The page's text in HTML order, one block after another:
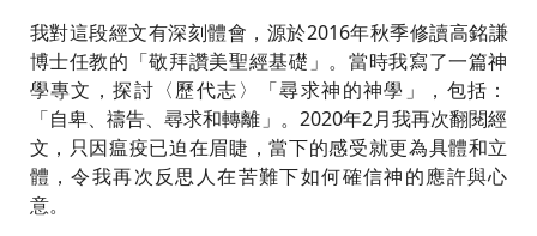
我對這段經文有深刻體會，源於2016年秋季修讀高銘謙
博士任教的「敬拜讚美聖經基礎」。當時我寫了一篇神
學專文，探討〈歷代志〉「尋求神的神學」，包括：
「自卑、禱告、尋求和轉離」。2020年2月我再次翻閱經
文，只因瘟疫已迫在眉睫，當下的感受就更為具體和立
體，令我再次反思人在苦難下如何確信神的應許與心
意。